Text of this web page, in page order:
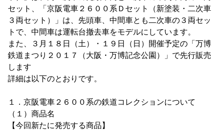
セット、「京阪電車２６００系Ｄセット（新塗装・二次車
３両セット）」は、先頭車、中間車とも二次車の３両セッ
トで、中間車は運転台撤去車をモデルにしています。
また、３月１８日（土）・１９日（日）開催予定の「万博
鉄道まつり２０１７（大阪・万博記念公園）」で先行販売
します
詳細は以下のとおりです。
１．京阪電車２６００系の鉄道コレクションについて
（１）商品名
【今回新たに発売する商品】